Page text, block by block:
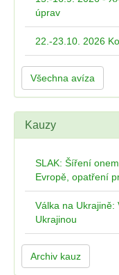
úprav
22.-23.10. 2026
Všechna avíza
Kauzy
SLAK: Šíření
Evropě, opatření
Válka na Ukrajině:
Ukrajinou
Archiv kauz